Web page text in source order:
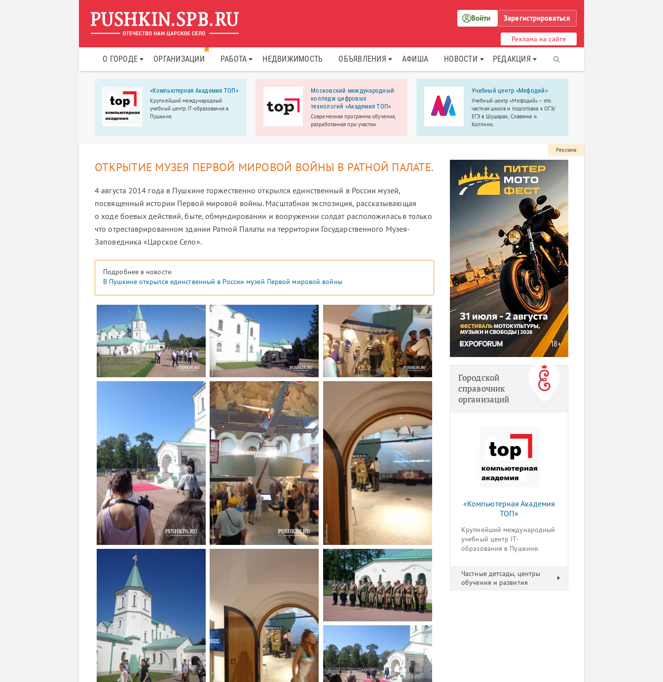
Войти Зарегистрироваться
Реклама на сайте
О ГОРОДЕ ОРГАНИЗАЦИИ РАБОТА НЕДВИЖИМОСТЬ ОБЪЯВЛЕНИЯ АФИША НОВОСТИ РЕДАКЦИЯ
«Компьютерная Академия ТОП»
Крупнейший международный
учебный центр IT-образования в
Пушкине.
Московский международный
колледж цифровых
технологий «Академия TOП»
Современная программа обучения,
разработанная при участии
портфолио.
Учебный центр «Мефодий»
Учебный центр «Мефодий» – это
частная школа и подготовка к ОГЭ/
ЕГЭ в Шушарах, Славянке и
Колпино.
ОТКРЫТИЕ МУЗЕЯ ПЕРВОЙ МИРОВОЙ ВОЙНЫ В РАТНОЙ ПАЛАТЕ.
4 августа 2014 года в Пушкине торжественно открылся единственный в России музей,
посвященный истории Первой мировой войны. Масштабная экспозиция, рассказывающая
о ходе боевых действий, быте, обмундировании и вооружении солдат расположилась в только
что отреставрированном здании Ратной Палаты на территории Государственного Музея-
Заповедника «Царское Село».
Подробнее в новости
В Пушкине открылся единственный в России музей Первой мировой войны
Реклама
Городской
справочник
организаций
«Компьютерная Академия
ТОП»
Крупнейший международный
учебный центр IT-
образования в Пушкине.
Частные детсады, центры
обучения и развития